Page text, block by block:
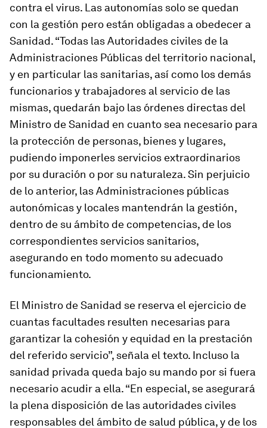
contra el virus. Las autonomías solo se quedan
con la gestión pero están obligadas a obedecer a
Sanidad. “Todas las Autoridades civiles de la
Administraciones Públicas del territorio nacional,
y en particular las sanitarias, así como los demás
funcionarios y trabajadores al servicio de las
mismas, quedarán bajo las órdenes directas del
Ministro de Sanidad en cuanto sea necesario para
la protección de personas, bienes y lugares,
pudiendo imponerles servicios extraordinarios
por su duración o por su naturaleza. Sin perjuicio
de lo anterior, las Administraciones públicas
autonómicas y locales mantendrán la gestión,
dentro de su ámbito de competencias, de los
correspondientes servicios sanitarios,
asegurando en todo momento su adecuado
funcionamiento.
El Ministro de Sanidad se reserva el ejercicio de
cuantas facultades resulten necesarias para
garantizar la cohesión y equidad en la prestación
del referido servicio”, señala el texto. Incluso la
sanidad privada queda bajo su mando por si fuera
necesario acudir a ella. “En especial, se asegurará
la plena disposición de las autoridades civiles
responsables del ámbito de salud pública, y de los